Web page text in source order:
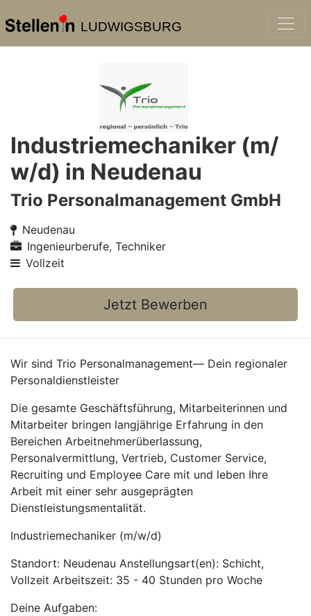
LUDWIGSBURG
Industriemechaniker (m/
w/d) in Neudenau
Trio Personalmanagement GmbH
Neudenau
Ingenieurberufe, Techniker
Vollzeit
Jetzt Bewerben
Wir sind Trio Personalmanagement— Dein regionaler
Personaldienstleister
Die gesamte Geschäftsführung, Mitarbeiterinnen und
Mitarbeiter bringen langjährige Erfahrung in den
Bereichen Arbeitnehmerüberlassung,
Personalvermittlung, Vertrieb, Customer Service,
Recruiting und Employee Care mit und leben Ihre
Arbeit mit einer sehr ausgeprägten
Dienstleistungsmentalität.
Industriemechaniker (m/w/d)
Standort: Neudenau Anstellungsart(en): Schicht,
Vollzeit Arbeitszeit: 35 - 40 Stunden pro Woche
Deine Aufgaben: